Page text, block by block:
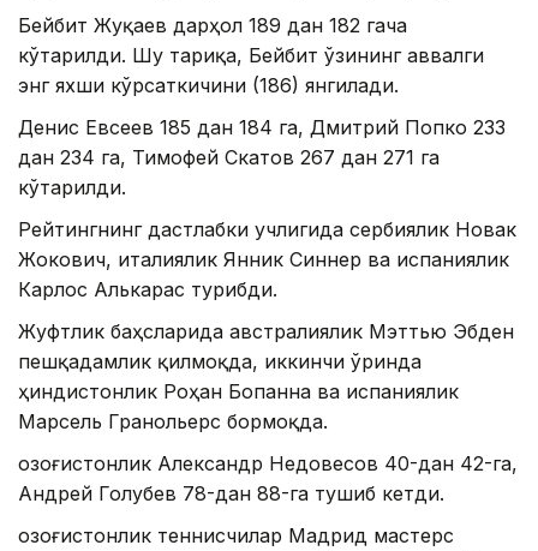
Бейбит Жуқаев дарҳол 189 дан 182 гача
кўтарилди. Шу тариқа, Бейбит ўзининг аввалги
энг яхши кўрсаткичини (186) янгилади.
Денис Евсеев 185 дан 184 га, Дмитрий Попко 233
дан 234 га, Тимофей Скатов 267 дан 271 га
кўтарилди.
Рейтингнинг дастлабки учлигида сербиялик Новак
Жокович, италиялик Янник Синнер ва испаниялик
Карлос Алькарас турибди.
Жуфтлик баҳсларида австралиялик Мэттью Эбден
пешқадамлик қилмоқда, иккинчи ўринда
ҳиндистонлик Роҳан Бопанна ва испаниялик
Марсель Гранольерс бормоқда.
Қозоғистонлик Александр Недовесов 40-дан 42-га,
Андрей Голубев 78-дан 88-га тушиб кетди.
Қозоғистонлик теннисчилар Мадрид мастерс